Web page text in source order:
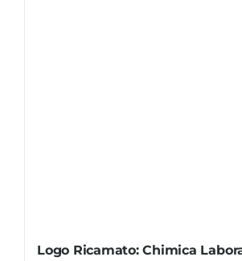
Logo Ricamato: Chimica